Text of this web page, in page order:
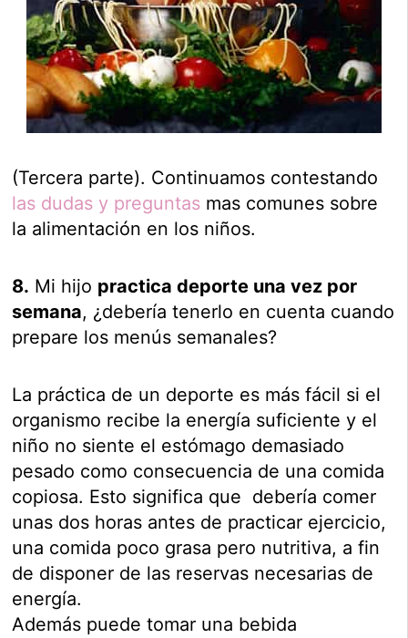
(Tercera parte). Continuamos contestando
las dudas y preguntas mas comunes sobre
la alimentación en los niños.
8. Mi hijo practica deporte una vez por
semana, ¿debería tenerlo en cuenta cuando
prepare los menús semanales?
La práctica de un deporte es más fácil si el
organismo recibe la energía suficiente y el
niño no siente el estómago demasiado
pesado como consecuencia de una comida
copiosa. Esto significa que debería comer
unas dos horas antes de practicar ejercicio,
una comida poco grasa pero nutritiva, a fin
de disponer de las reservas necesarias de
energía.
Además puede tomar una bebida